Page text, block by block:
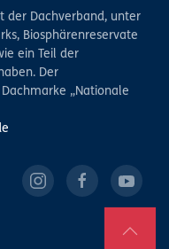
der Dachverband, unter
Biosphärenreservate
ein Teil der
Der
„Nationale